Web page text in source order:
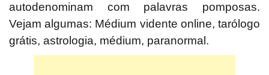
autodenominam com palavras pomposas.
Vejam algumas: Médium vidente online, tarólogo
grátis, astrologia, médium, paranormal.